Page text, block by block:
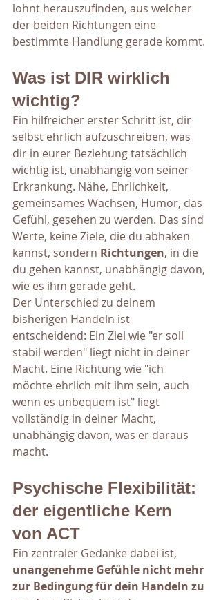
lohnt herauszufinden, aus welcher
der beiden Richtungen eine
bestimmte Handlung gerade kommt.
Was ist DIR wirklich
wichtig?
Ein hilfreicher erster Schritt ist, dir
selbst ehrlich aufzuschreiben, was
dir in eurer Beziehung tatsächlich
wichtig ist, unabhängig von seiner
Erkrankung. Nähe, Ehrlichkeit,
gemeinsames Wachsen, Humor, das
Gefühl, gesehen zu werden. Das sind
Werte, keine Ziele, die du abhaken
kannst, sondern Richtungen, in die
du gehen kannst, unabhängig davon,
wie es ihm gerade geht.
Der Unterschied zu deinem
bisherigen Handeln ist
entscheidend: Ein Ziel wie "er soll
stabil werden" liegt nicht in deiner
Macht. Eine Richtung wie "ich
möchte ehrlich mit ihm sein, auch
wenn es unbequem ist" liegt
vollständig in deiner Macht,
unabhängig davon, was er daraus
macht.
Psychische Flexibilität:
der eigentliche Kern
von ACT
Ein zentraler Gedanke dabei ist,
unangenehme Gefühle nicht mehr
zur Bedingung für dein Handeln zu